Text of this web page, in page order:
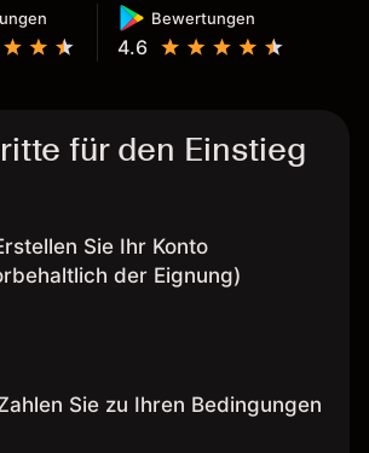
Bewertungen
4.6
für den Einstieg
Sie Ihr Konto
der Eignung)
Sie zu Ihren Bedingungen